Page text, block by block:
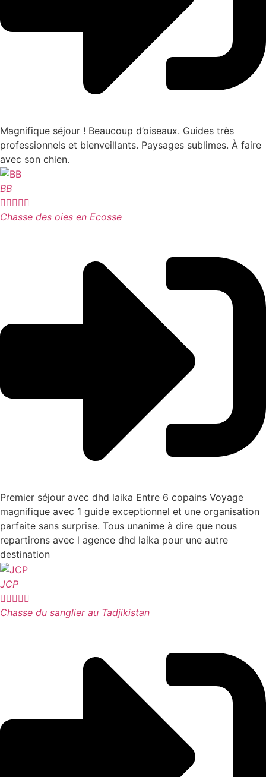
Magnifique séjour ! Beaucoup d’oiseaux. Guides très
professionnels et bienveillants. Paysages sublimes. À faire
avec son chien.
BB

Chasse des oies en Ecosse
Premier séjour avec dhd laika Entre 6 copains Voyage
magnifique avec 1 guide exceptionnel et une organisation
parfaite sans surprise. Tous unanime à dire que nous
repartirons avec l agence dhd laika pour une autre
destination
JCP

Chasse du sanglier au Tadjikistan